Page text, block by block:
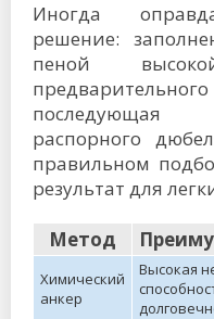
Иногда
решение:
пеной
последующая
распорного
правильном
результат для
Метод
Химический
анкер
Высокая